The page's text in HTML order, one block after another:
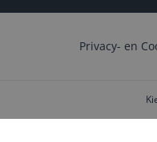
Privacy- en